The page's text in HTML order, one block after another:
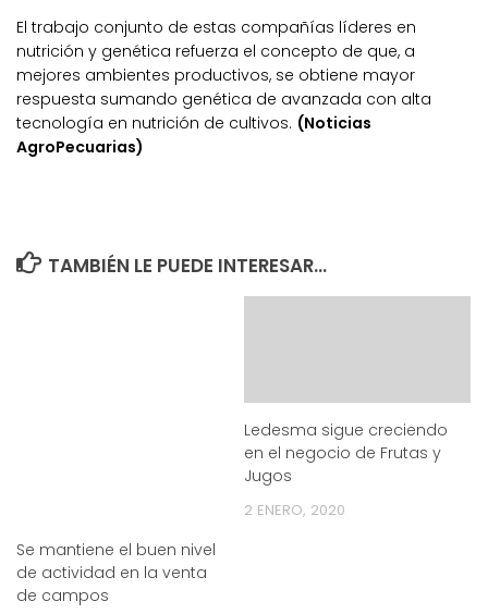
El trabajo conjunto de estas compañías líderes en
nutrición y genética refuerza el concepto de que, a
mejores ambientes productivos, se obtiene mayor
respuesta sumando genética de avanzada con alta
tecnología en nutrición de cultivos. (Noticias
AgroPecuarias)
TAMBIÉN LE PUEDE INTERESAR...
Se mantiene el buen nivel
de actividad en la venta
de campos
Ledesma sigue creciendo
en el negocio de Frutas y
Jugos
2 ENERO, 2020